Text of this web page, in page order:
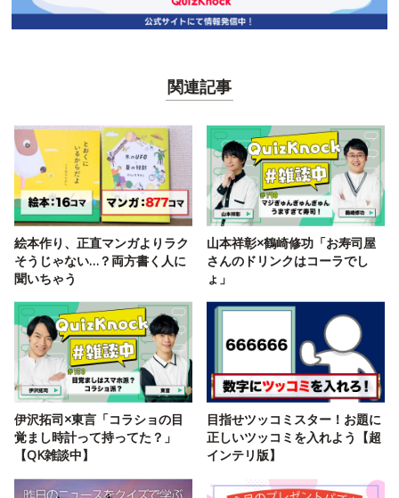
関連記事
絵本作り、正直マンガよりラク
そうじゃない…？両方書く人に
聞いちゃう
山本祥彰×鶴崎修功「お寿司屋
さんのドリンクはコーラでし
ょ」
伊沢拓司×東言「コラショの目
覚まし時計って持ってた？」
【QK雑談中】
目指せツッコミスター！お題に
正しいツッコミを入れよう【超
インテリ版】